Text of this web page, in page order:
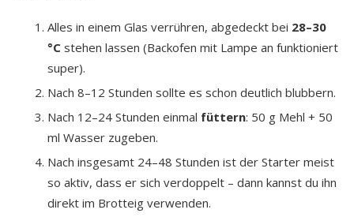
Alles in einem Glas verrühren, abgedeckt bei 28–30
°C stehen lassen (Backofen mit Lampe an funktioniert
super).
Nach 8–12 Stunden sollte es schon deutlich blubbern.
Nach 12–24 Stunden einmal füttern: 50 g Mehl + 50
ml Wasser zugeben.
Nach insgesamt 24–48 Stunden ist der Starter meist
so aktiv, dass er sich verdoppelt – dann kannst du ihn
direkt im Brotteig verwenden.